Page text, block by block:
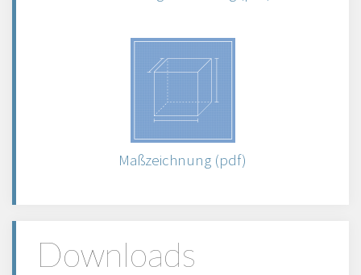
Maßzeichnung (pdf)
Downloads